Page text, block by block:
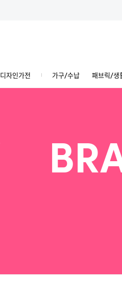
디자인가전 가구/수납 패브릭/생